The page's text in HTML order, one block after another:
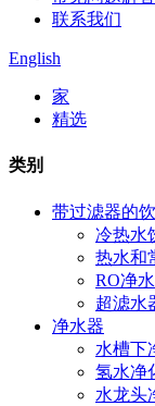
联系我们
English
家
精选
类别
带过滤器的
冷热水
热水和
RO净
超滤水
净水器
水槽下
氢水净
水龙头